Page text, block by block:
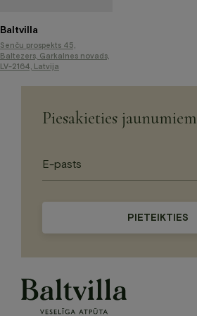
Baltvilla
Senču prospekts 45,
Baltezers, Garkalnes novads,
LV-2164, Latvija
Piesakieties jaunumiem